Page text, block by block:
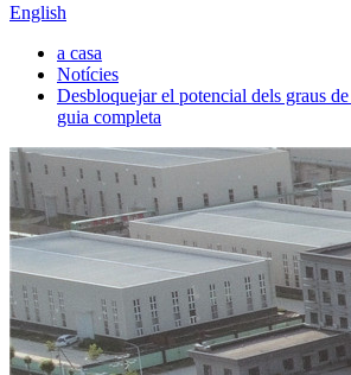
English
a casa
Notícies
Desbloquejar el potencial dels graus
guia completa